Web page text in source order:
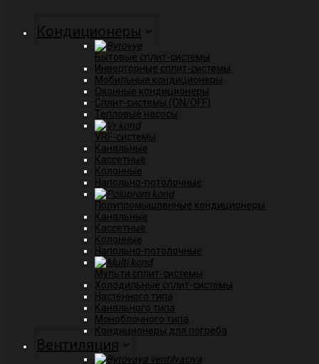
Кондиционеры
Бытовые сплит-системы
Инверторные сплит-системы
Мобильные кондиционеры
Оконные кондиционеры
Сплит-системы (ON/OFF)
Тепловые насосы
VRF-системы
Канальные
Касcетные
Колонные
Напольно-потолочные
Полупромышленные кондиционеры
Канальные
Кассетные
Колонные
Напольно-потолочные
Мульти сплит-системы
Холодильные сплит-системы
Настенного типа
Канального типа
Моноблочного типа
Кондиционеры для погреба
Вентиляция